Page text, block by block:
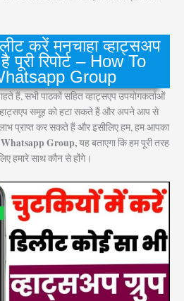
करें मनचाहा व्हाट्सअप
रिपोर्ट – How To
Group
हैं, सभी पाठकों सहित व्हाट्सएप उपयोगकर्ताओं
समूह को हटा सकते हैं और अपने आप से
प्राप्त कर सकते हैं और इसीलिए हम, हम आपका
Group,यह बताएगा कि हम पूरी तरह
हमारे साथ कौन से होंगे।